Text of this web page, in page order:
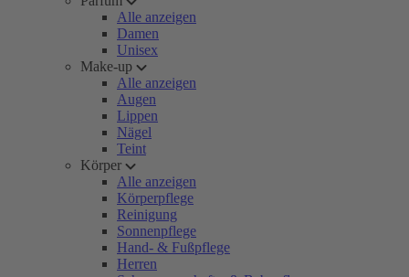
Alle anzeigen
Damen
Unisex
Make-up
Alle anzeigen
Augen
Lippen
Nägel
Teint
Körper
Alle anzeigen
Körperpflege
Reinigung
Sonnenpflege
Hand- & Fußpflege
Herren